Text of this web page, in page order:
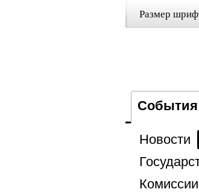
Размер
События
Новости